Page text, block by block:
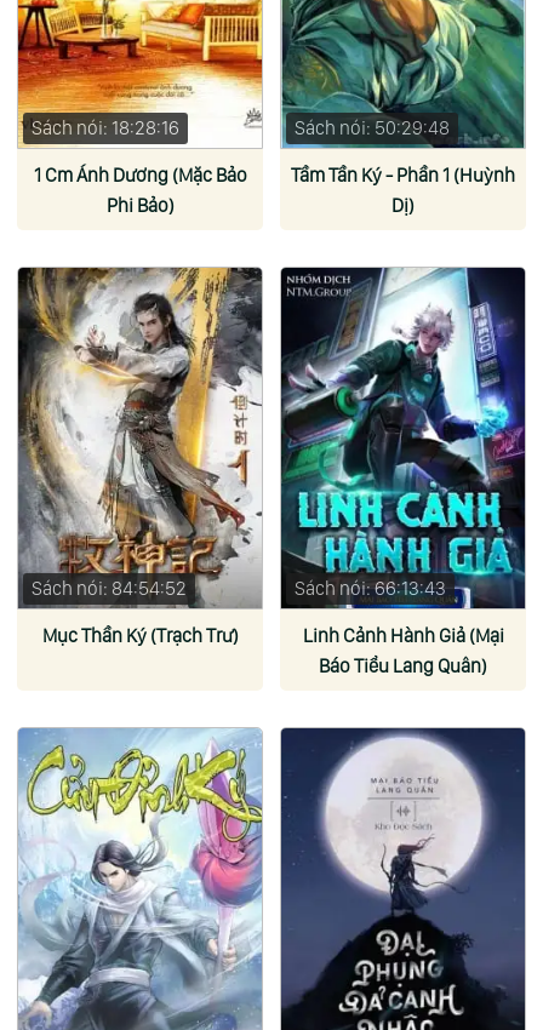
Sách nói: 18:28:16
1 Cm Ánh Dương (Mặc Bảo
Phi Bảo)
Sách nói: 50:29:48
Tầm Tần Ký - Phần 1 (Huỳnh
Dị)
Sách nói: 84:54:52
Mục Thần Ký (Trạch Trư)
Sách nói: 66:13:43
Linh Cảnh Hành Giả (Mại
Báo Tiểu Lang Quân)